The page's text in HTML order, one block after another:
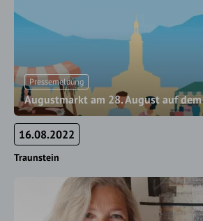
Pressemeldung
Augustmarkt am 28. August auf
16.08.2022
Traunstein